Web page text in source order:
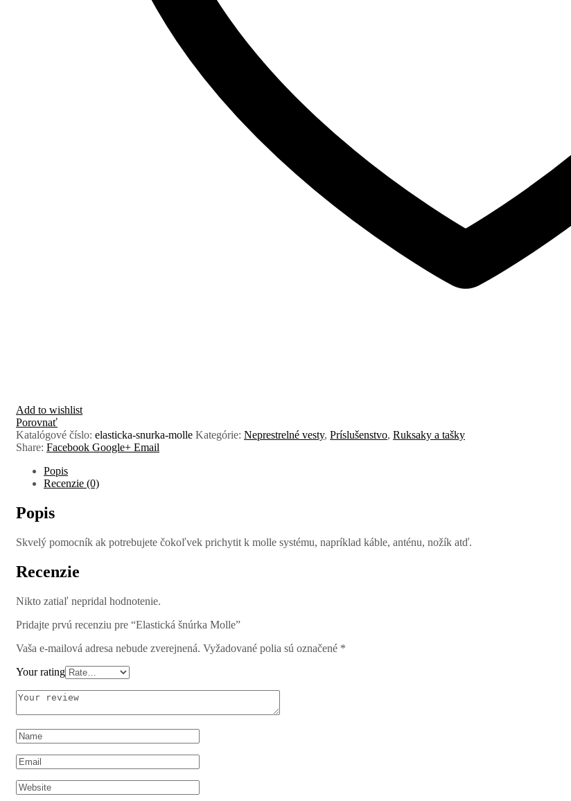
Add to wishlist
Porovnať
Katalógové číslo: elasticka-snurka-molle Kategórie: Neprestrelné vesty, Príslušenstvo, Ruksaky a tašky
Share: Facebook Google+ Email
Popis
Recenzie (0)
Popis
Skvelý pomocník ak potrebujete čokoľvek prichytit k molle systému, napríklad káble, anténu, nožík atď.
Recenzie
Nikto zatiaľ nepridal hodnotenie.
Pridajte prvú recenziu pre “Elastická šnúrka Molle”
Vaša e-mailová adresa nebude zverejnená. Vyžadované polia sú označené *
Your rating